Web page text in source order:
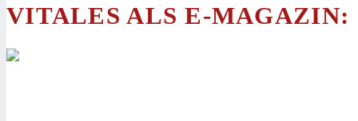
VITALES ALS E-MAGAZIN: